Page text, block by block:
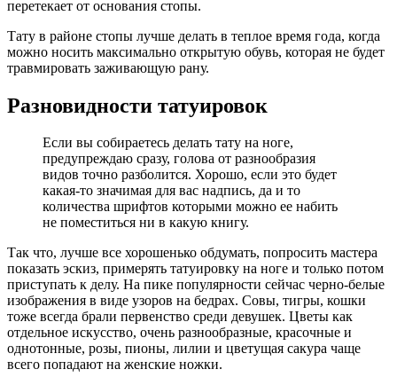
перетекает от основания стопы.
Тату в районе стопы лучше делать в теплое время года, когда
можно носить максимально открытую обувь, которая не будет
травмировать заживающую рану.
Разновидности татуировок
Если вы собираетесь делать тату на ноге,
предупреждаю сразу, голова от разнообразия
видов точно разболится. Хорошо, если это будет
какая-то значимая для вас надпись, да и то
количества шрифтов которыми можно ее набить
не поместиться ни в какую книгу.
Так что, лучше все хорошенько обдумать, попросить мастера
показать эскиз, примерять татуировку на ноге и только потом
приступать к делу. На пике популярности сейчас черно-белые
изображения в виде узоров на бедрах. Совы, тигры, кошки
тоже всегда брали первенство среди девушек. Цветы как
отдельное искусство, очень разнообразные, красочные и
однотонные, розы, пионы, лилии и цветущая сакура чаще
всего попадают на женские ножки.